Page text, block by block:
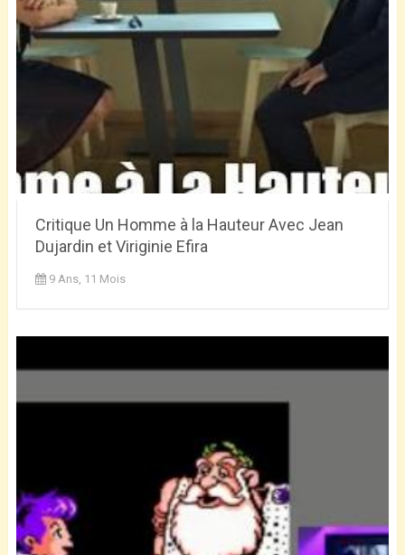
Critique Un Homme à la Hauteur Avec Jean
Dujardin et Viriginie Efira
9 Ans, 11 Mois